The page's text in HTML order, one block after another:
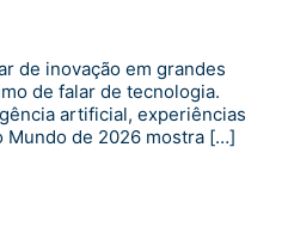
de inovação em grandes
de falar de tecnologia.
artificial, experiências
Mundo de 2026 mostra […]